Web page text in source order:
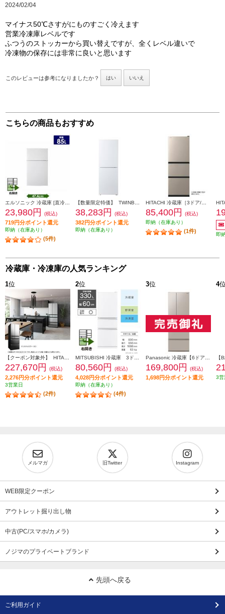
2024/02/04
マイナス50℃さすがにものすごく冷えます
営業冷凍庫レベルです
ふつうのストッカーから買い替えですが、全くレベル違いで
冷凍物の保存には非常に良いと思います
このレビューは参考になりましたか？ はい いいえ
こちらの商品もおすすめ
23,980円 (税込)
719円分ポイント還元
即納（在庫あり）
(5件)
38,283円 (税込)
382円分ポイント還元
即納（在庫あり）
85,400円
(税込)
即納（在庫あり）
(1件)
即
冷蔵庫・冷凍庫の人気ランキング
1位
227,670円 (税込)
2,276円分ポイント還元
3営業日
(2件)
2位
80,560円 (税込)
4,028円分ポイント還元
即納（在庫あり）
(4件)
3位
169,800円 (税込)
1,698円分ポイント還元
4
3営
メルマガ 旧Twitter Instagram
WEB限定クーポン
アウトレット掘り出し物
中古(PC/スマホ/カメラ)
ノジマのプライベートブランド
先頭へ戻る
ご利用ガイド